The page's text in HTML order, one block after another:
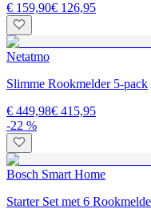
€ 159,90€ 126,95
Netatmo
Slimme Rookmelder 5-pack
€ 449,98€ 415,95
-22 %
Bosch Smart Home
Starter Set met 6